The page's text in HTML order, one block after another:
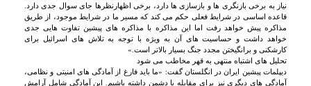
نیاز به برخی بازنگری ها و بازسازی ها دارد، برخی اظهارنظرها جای سوال جدی دارد.
قاعده اساسی در شرایط فعلی حکم می کند که مسیر ما در شرایط موجود، از طریق
مذاکره پیش خواهد رفت اما این مذاکره با مذاکره های پیشین تفاوت هایی جدی
خواهد داشت و حساسیت های آن به ویژه با توجه به تلاش های اسرائیل برای
کارشکنی و برانگیختن مجدد جنگ بسیار بالاتر است.»
تحلیل های اشتباه منتهی به قهر مخاطب می شود
دیپلمات پیشین ایران در انگلستان گفت: «ما باید فارغ از آمادگی های امنیتی و نظامی،
آمادگی های دیگری نیز برای مقابله با دشمن داشته باشیم. این آمادگی شامل آرامش